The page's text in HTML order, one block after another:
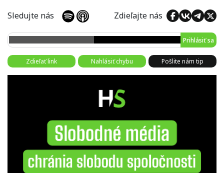
Sledujte nás Zdieľajte nás
Prihlásiť sa
Zdieľať link Nahlásiť chybu Pošlite nám tip